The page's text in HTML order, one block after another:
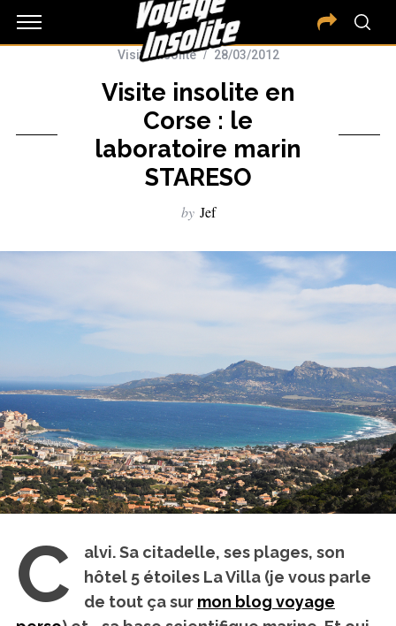
Visite insolite 28/03/2012
Visite insolite en
Corse : le
laboratoire marin
STARESO
by Jef
C alvi. Sa citadelle, ses plages, son
hôtel 5 étoiles La Villa (je vous parle
de tout ça sur mon blog voyage